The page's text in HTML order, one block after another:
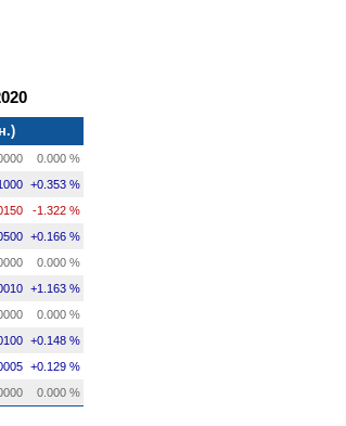
0.000 %
+0.353 %
-1.322 %
+0.166 %
0.000 %
+1.163 %
0.000 %
+0.148 %
+0.129 %
0.000 %